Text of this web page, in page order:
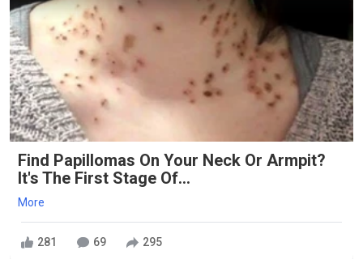
Find Papillomas On Your Neck Or Armpit?
It's The First Stage Of...
More
281 69 295